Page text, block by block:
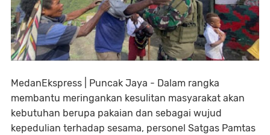
MedanEkspress | Puncak Jaya - Dalam rangka
membantu meringankan kesulitan masyarakat akan
kebutuhan berupa pakaian dan sebagai wujud
kepedulian terhadap sesama, personel Satgas Pamtas